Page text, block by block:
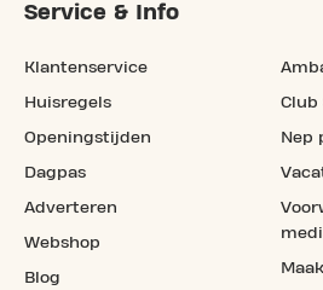
Service & Info
Klantenservice
Huisregels
Openingstijden
Dagpas
Adverteren
Webshop
Blog
Club
Nep